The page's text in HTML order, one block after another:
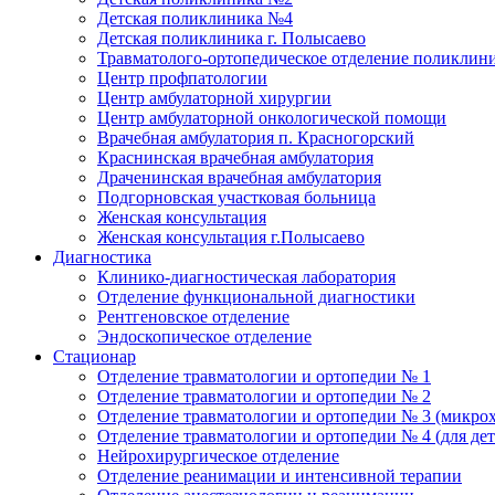
Детская поликлиника №4
Детская поликлиника г. Полысаево
Травматолого-ортопедическое отделение
Центр профпатологии
Центр амбулаторной хирургии
Центр амбулаторной онкологической помощи
Врачебная амбулатория п. Красногорский
Краснинская врачебная амбулатория
Драченинская врачебная амбулатория
Подгорновская участковая больница
Женская консультация
Женская консультация г.Полысаево
Диагностика
Клинико-диагностическая лаборатория
Отделение функциональной диагностики
Рентгеновское отделение
Эндоскопическое отделение
Стационар
Отделение травматологии и ортопедии № 1
Отделение травматологии и ортопедии № 2
Отделение травматологии и ортопедии № 3
Отделение травматологии и ортопедии № 4 (для
Нейрохирургическое отделение
Отделение реанимации и интенсивной терапии